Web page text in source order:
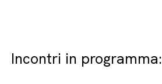
Incontri in programma: